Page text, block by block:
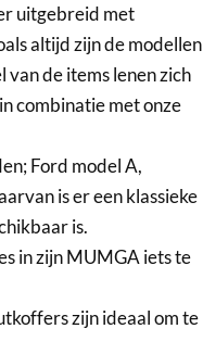
uitgebreid met
altijd zijn de modellen
de items lenen zich
combinatie met onze
Ford model A,
is er een klassieke
is.
in zijn MUMGA iets te
zijn ideaal om te